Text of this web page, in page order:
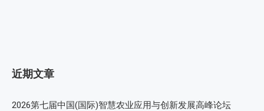
近期文章
2026第七届中国(国际)智慧农业应用与创新发展高峰论坛